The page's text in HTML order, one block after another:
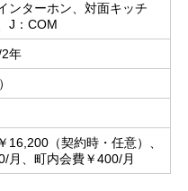
ンターホン、対面キッチ
J：COM
年
16,200（契約時・任意）、
月、町内会費￥400/月